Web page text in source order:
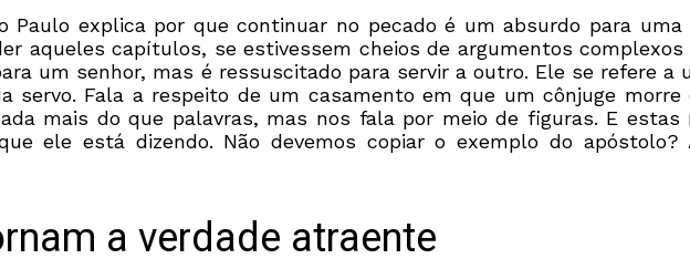
Paulo explica por que continuar no pecado é um absurdo para
aqueles capítulos, se estivessem cheios de argumentos complexos
um senhor, mas é ressuscitado para servir a outro. Ele se refere a
servo. Fala a respeito de um casamento em que um cônjuge
mais do que palavras, mas nos fala por meio de figuras. E
ele está dizendo. Não devemos copiar o exemplo do
a verdade atraente